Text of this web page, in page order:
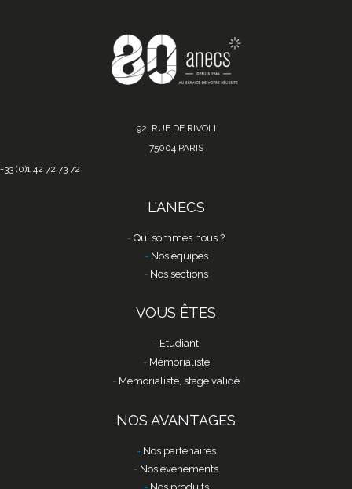
92, RUE DE RIVOLI
75004 PARIS
+33 (0)1 42 72 73 72
L'ANECS
Qui sommes nous ?
Nos équipes
Nos sections
VOUS ÊTES
Etudiant
Mémorialiste
Mémorialiste, stage validé
NOS AVANTAGES
Nos partenaires
Nos événements